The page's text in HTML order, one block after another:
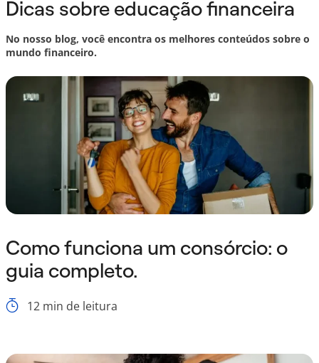
Dicas sobre educação financeira
No nosso blog, você encontra os melhores conteúdos sobre o
mundo financeiro.
Como funciona um consórcio: o
guia completo.
12 min de leitura